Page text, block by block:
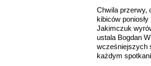
Chwila przerwy,
kibiców
Jakimczuk
ustala Bogdan
wcześniejszych
każdym